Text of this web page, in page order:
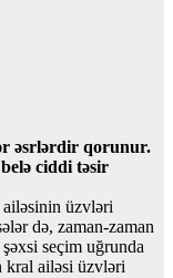
əsrlərdir qorunur.
ciddi təsir
üzvləri
də, zaman-zaman
seçim uğrunda
kral ailəsi üzvləri